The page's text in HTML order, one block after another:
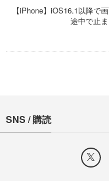
【iPhone】iOS16.1以降で
途中で止
SNS / 購読